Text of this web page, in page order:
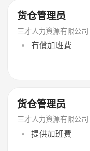
货仓管理员
三才人力資源有限公司
有償加班費
货仓管理员
三才人力資源有限公司
提供加班費